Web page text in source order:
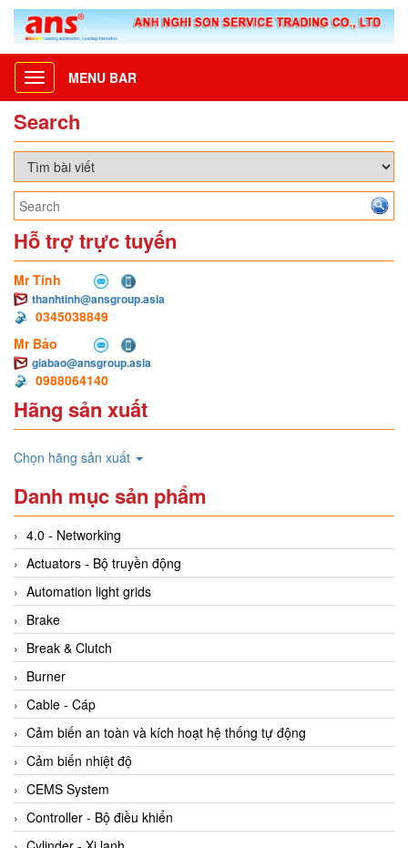
Toggle
navigation
MENU BAR
Search
Hỗ trợ trực tuyến
Mr Tính
thanhtinh@ansgroup.asia
0345038849
Mr Bảo
giabao@ansgroup.asia
0988064140
Hãng sản xuất
Chọn hãng sản xuất
Danh mục sản phẩm
4.0 - Networking
Actuators - Bộ truyền động
Automation light grids
Brake
Break & Clutch
Burner
Cable - Cáp
Cảm biến an toàn và kích hoạt hệ thống tự động
Cảm biến nhiệt độ
CEMS System
Controller - Bộ điều khiển